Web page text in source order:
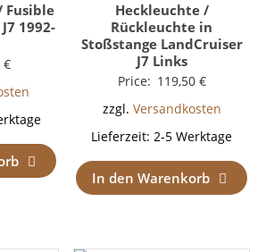
Fusible
1992-
€
Heckleuchte /
Rückleuchte in
Stoßstange LandCruiser
J7 Links
Price: 119,50 €
zzgl. Versandkosten
Lieferzeit:2-5 Werktage
In den Warenkorb